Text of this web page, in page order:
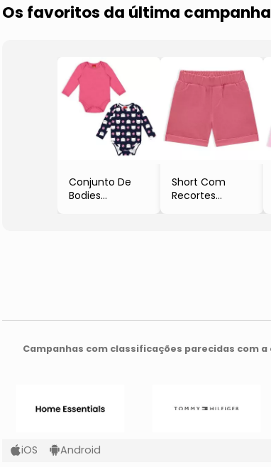
Os favoritos da última
Conjunto De
Bodies
Short Com
Recortes
Campanhas com classificações parecidas com a
iOS Android